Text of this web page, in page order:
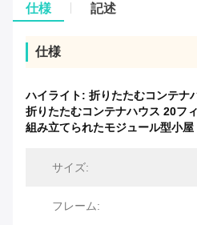
仕様 記述
仕様
ハイライト: 折りたたむコンテナ
折りたたむコンテナハウス 20フ
組み立てられたモジュール型小屋
サイズ:
フレーム: